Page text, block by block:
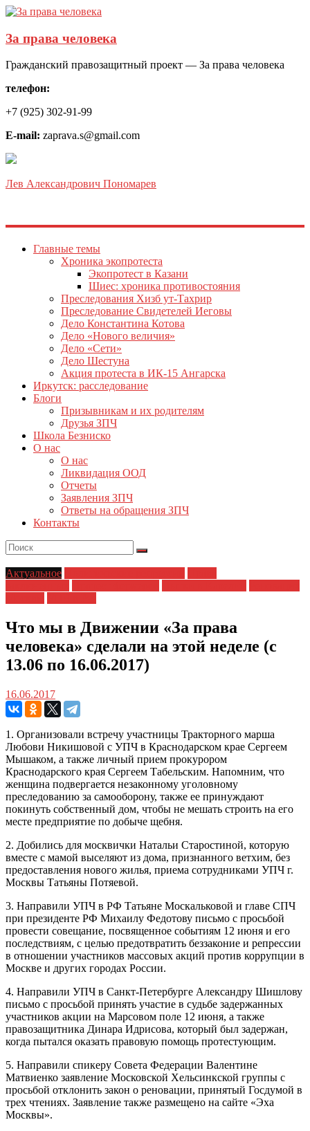
За права человека
Гражданский правозащитный проект — За права человека
телефон:
+7 (925) 302-91-99
E-mail: zaprava.s@gmail.com
Лев Александрович Пономарев
Главные темы
Хроника экопротеста
Экопротест в Казани
Шиес: хроника противостояния
Преследования Хизб ут-Тахрир
Преследование Свидетелей Иеговы
Дело Константина Котова
Дело «Нового величия»
Дело «Сети»
Дело Шестуна
Акция протеста в ИК-15 Ангарска
Иркутск: расследование
Блоги
Призывникам и их родителям
Друзья ЗПЧ
Школа Безниско
О нас
О нас
Ликвидация ООД
Отчеты
Заявления ЗПЧ
Ответы на обращения ЗПЧ
Контакты
Актуальное
Что мы в Движении «За права
человека» сделали на этой неделе (с
13.06 по 16.06.2017)
16.06.2017
1. Организовали встречу участницы Тракторного марша
Любови Никишовой с УПЧ в Краснодарском крае Сергеем
Мышаком, а также личный прием прокурором
Краснодарского края Сергеем Табельским. Напомним, что
женщина подвергается незаконному уголовному
преследованию за самооборону, также ее принуждают
покинуть собственный дом, чтобы не мешать строить на его
месте предприятие по добыче щебня.
2. Добились для москвички Натальи Старостиной, которую
вместе с мамой выселяют из дома, признанного ветхим, без
предоставления нового жилья, приема сотрудниками УПЧ г.
Москвы Татьяны Потяевой.
3. Направили УПЧ в РФ Татьяне Москальковой и главе СПЧ
при президенте РФ Михаилу Федотову письмо с просьбой
провести совещание, посвященное событиям 12 июня и его
последствиям, с целью предотвратить беззаконие и репрессии
в отношении участников массовых акций против коррупции в
Москве и других городах России.
4. Направили УПЧ в Санкт-Петербурге Александру Шишлову
письмо с просьбой принять участие в судьбе задержанных
участников акции на Марсовом поле 12 июня, а также
правозащитника Динара Идрисова, который был задержан,
когда пытался оказать правовую помощь протестующим.
5. Направили спикеру Совета Федерации Валентине
Матвиенко заявление Московской Хельсинкской группы с
просьбой отклонить закон о реновации, принятый Госдумой в
трех чтениях. Заявление также размещено на сайте «Эха
Москвы».